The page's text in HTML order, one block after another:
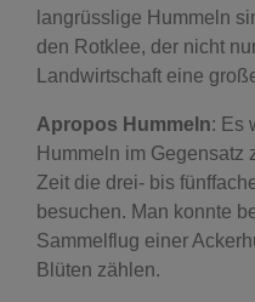
langrüsslige Hummeln
den Rotklee, der nicht
Landwirtschaft eine
Apropos Hummeln: Es
Hummeln im Gegensatz
Zeit die drei- bis
besuchen. Man konnte
Sammelflug einer
Blüten zählen.